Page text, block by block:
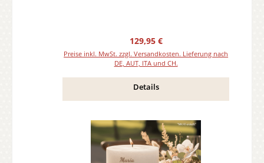
Regulärer Preis:
129,95 €
Preise inkl. MwSt. zzgl. Versandkosten. Lieferung nach
DE, AUT, ITA und CH.
Details